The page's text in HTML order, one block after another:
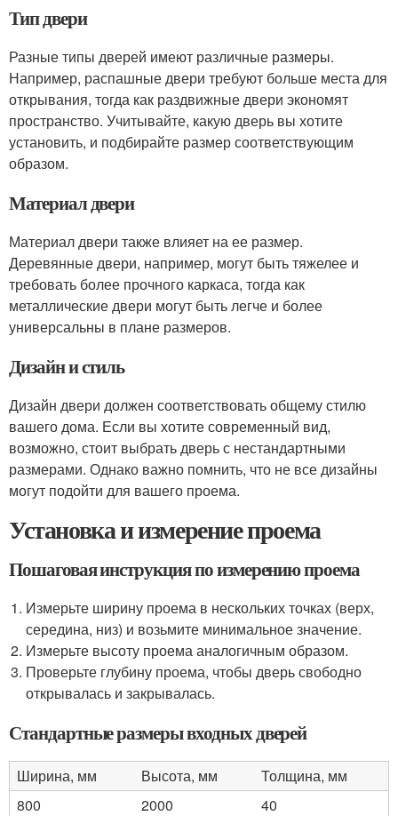
Тип двери
Разные типы дверей имеют различные размеры.
Например, распашные двери требуют больше места для
открывания, тогда как раздвижные двери экономят
пространство. Учитывайте, какую дверь вы хотите
установить, и подбирайте размер соответствующим
образом.
Материал двери
Материал двери также влияет на ее размер.
Деревянные двери, например, могут быть тяжелее и
требовать более прочного каркаса, тогда как
металлические двери могут быть легче и более
универсальны в плане размеров.
Дизайн и стиль
Дизайн двери должен соответствовать общему стилю
вашего дома. Если вы хотите современный вид,
возможно, стоит выбрать дверь с нестандартными
размерами. Однако важно помнить, что не все дизайны
могут подойти для вашего проема.
Установка и измерение проема
Пошаговая инструкция по измерению проема
Измерьте ширину проема в нескольких точках (верх,
середина, низ) и возьмите минимальное значение.
Измерьте высоту проема аналогичным образом.
Проверьте глубину проема, чтобы дверь свободно
открывалась и закрывалась.
Стандартные размеры входных дверей
Ширина, мм Высота, мм
Толщина, мм
800
2000
40